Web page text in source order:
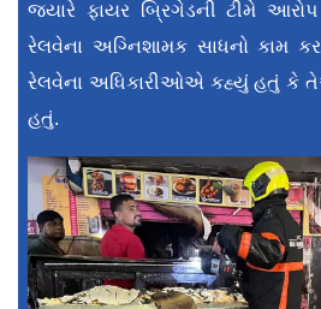
જ્યારે ફાયર બ્રિગેડની ટીમે આરોપ
રેલવેના અગ્નિશામક સાધનો કામ
રેલવેના અધિકારીઓએ કહ્યું હતું કે
હતું.